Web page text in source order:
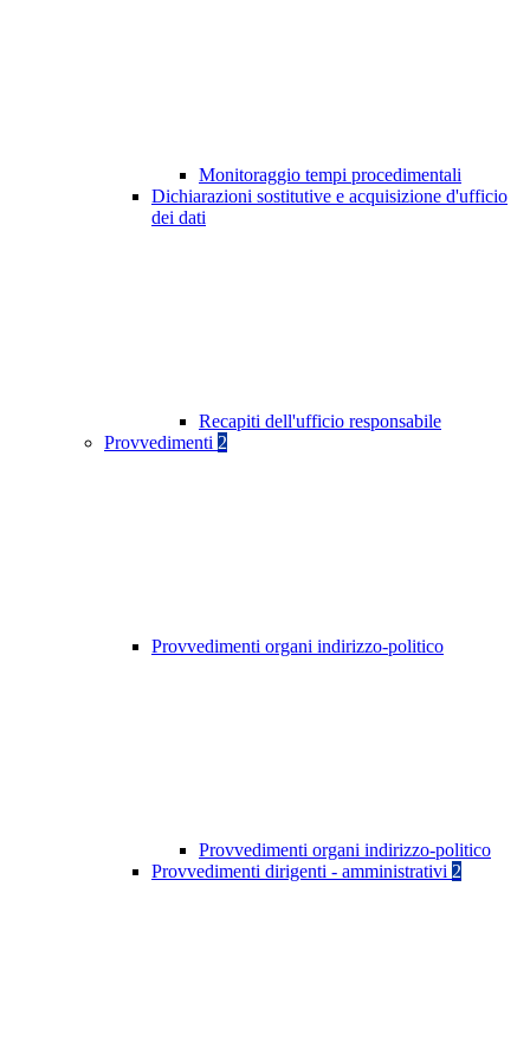
Monitoraggio tempi procedimentali
Dichiarazioni sostitutive e acquisizione d'ufficio
dei dati
Recapiti dell'ufficio responsabile
Provvedimenti 2
Provvedimenti organi indirizzo-politico
Provvedimenti organi indirizzo-politico
Provvedimenti dirigenti - amministrativi 2